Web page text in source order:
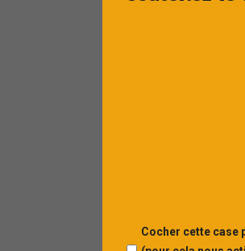
Cocher cette case